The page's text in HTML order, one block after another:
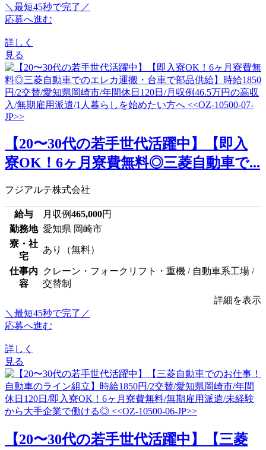
＼最短45秒で完了／
応募へ進む
詳しく
見る
【20〜30代の若手世代活躍中】【即入
寮OK！6ヶ月寮費無料◎三菱自動車で...
フジアルテ株式会社
給与 月収例465,000円
勤務地 愛知県 岡崎市
寮・社
宅
あり（無料）
仕事内
容
クレーン・フォークリフト・重機 / 自動車系工場 /
交替制
詳細を表示
＼最短45秒で完了／
応募へ進む
詳しく
見る
【20〜30代の若手世代活躍中】【三菱